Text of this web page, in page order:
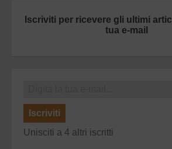
Iscriviti per ricevere gli ultimi
tua e-mail
Iscriviti
Unisciti a 4 altri iscritti